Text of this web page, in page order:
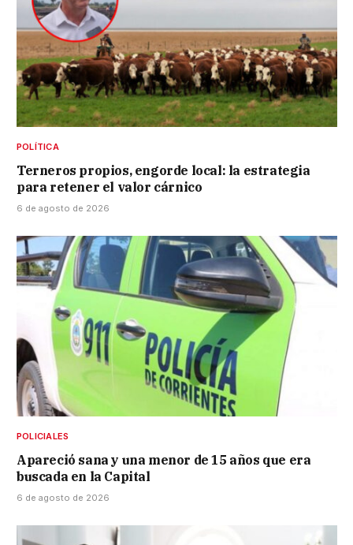
POLÍTICA
Terneros propios, engorde local: la estrategia
para retener el valor cárnico
6 de agosto de 2026
POLICIALES
Apareció sana y una menor de 15 años que era
buscada en la Capital
6 de agosto de 2026